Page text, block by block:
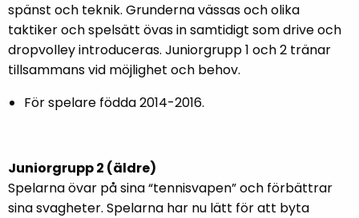
spänst och teknik. Grunderna vässas och olika
taktiker och spelsätt övas in samtidigt som drive och
dropvolley introduceras. Juniorgrupp 1 och 2 tränar
tillsammans vid möjlighet och behov.
För spelare födda 2014-2016.
Juniorgrupp 2 (äldre)
Spelarna övar på sina “tennisvapen” och förbättrar
sina svagheter. Spelarna har nu lätt för att byta